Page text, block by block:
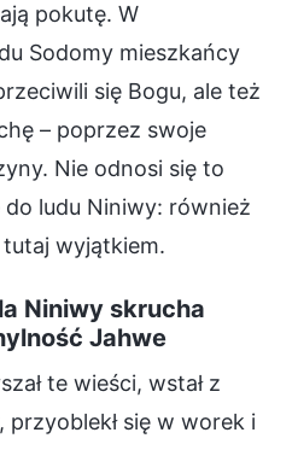
pokutę. W
Sodomy mieszkańcy
się Bogu, ale też
– poprzez swoje
Nie odnosi się to
do ludu Niniwy: również
tutaj wyjątkiem.
Niniwy skrucha
Jahwe
te wieści, wstał z
przyoblekł się w worek i